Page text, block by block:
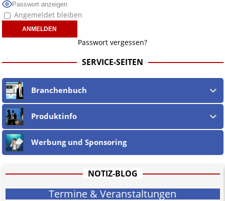
Passwort anzeigen
Angemeldet bleiben
Passwort vergessen?
SERVICE-SEITEN
Branchenbuch
Produktinfo
Werbung und Sponsoring
NOTIZ-BLOG
Termine & Veranstaltungen